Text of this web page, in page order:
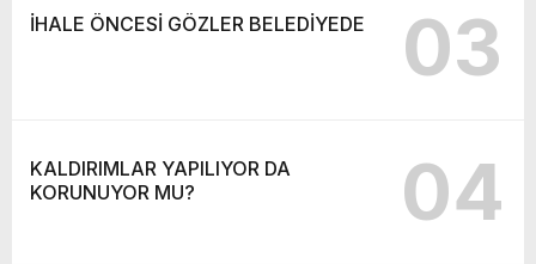
İHALE ÖNCESİ GÖZLER BELEDİYEDE 03
KALDIRIMLAR YAPILIYOR DA
KORUNUYOR MU?
04